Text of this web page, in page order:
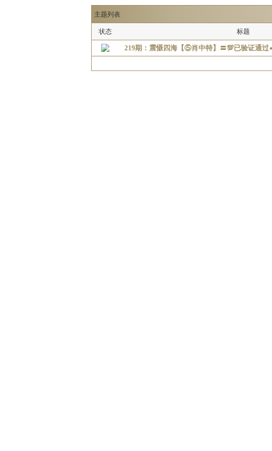
主题列表
状态 标题
219期：震慑四海【⑤肖中特】〓💯已验证通